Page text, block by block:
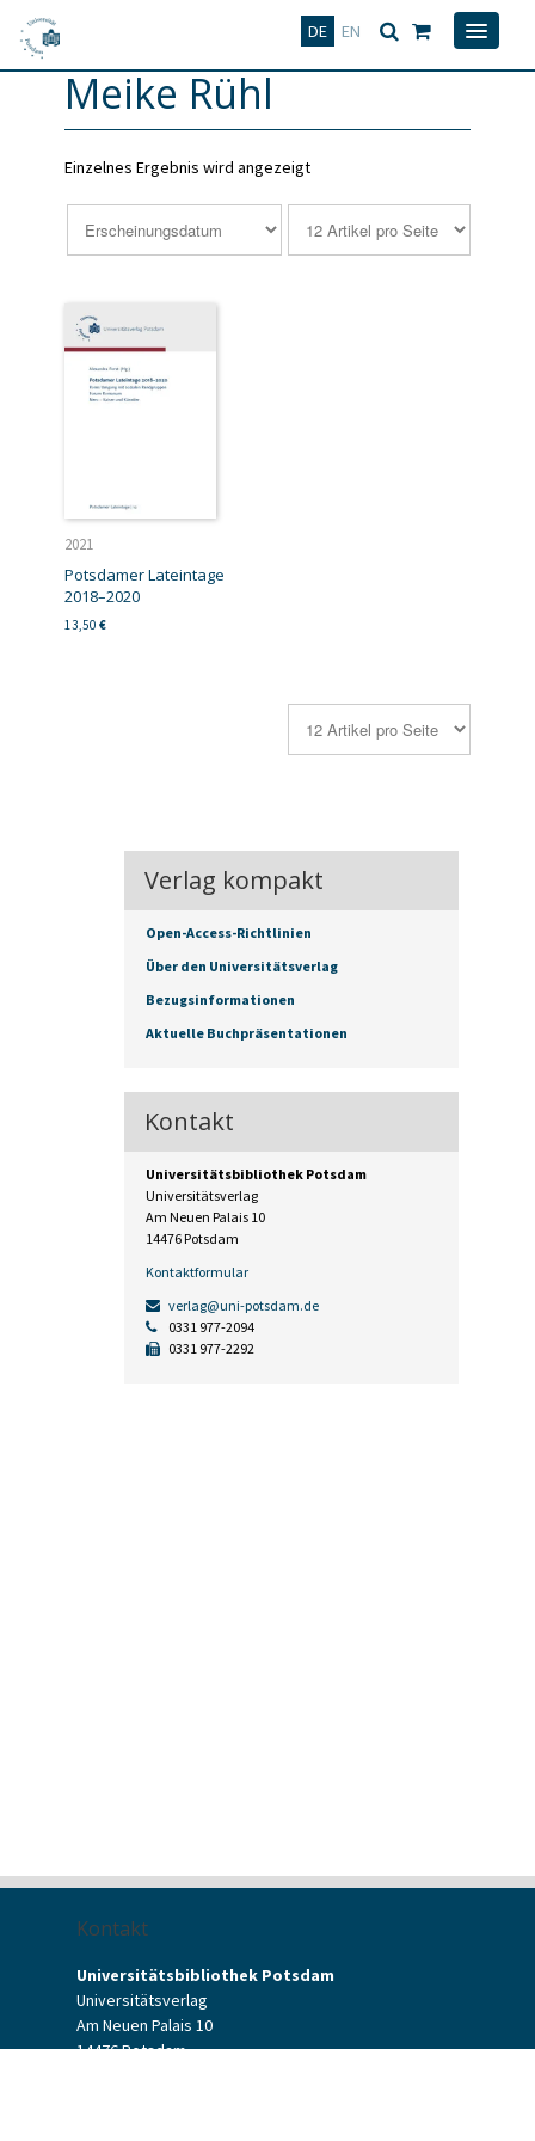
DE EN
Deutsch
Meike Rühl
Einzelnes Ergebnis wird angezeigt
2021
Potsdamer Lateintage
2018–2020
13,50 €
Verlag kompakt
Open-Access-Richtlinien
Über den Universitätsverlag
Bezugsinformationen
Aktuelle Buchpräsentationen
Kontakt
Universitätsbibliothek Potsdam
Universitätsverlag
Am Neuen Palais 10
14476 Potsdam
Kontaktformular
verlag@uni-potsdam.de
0331 977-2094
0331 977-2292
Kontakt
Universitätsbibliothek Potsdam
Universitätsverlag
Am Neuen Palais 10
14476 Potsdam